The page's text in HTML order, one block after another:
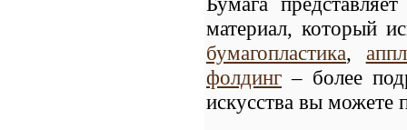
материал, который
бумагопластика,
фолдинг – более
искусства вы